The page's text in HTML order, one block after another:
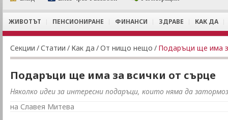
ЖИВОТЪТ ПЕНСИОНИРАНЕ ФИНАНСИ ЗДРАВЕ КАК ДА
Секции /Статии / Как да /От нищо нещо / Подаръци ще има
Подаръци ще има за всички от сърце
Няколко идеи за интересни подаръци, които няма да
на Славея Митева